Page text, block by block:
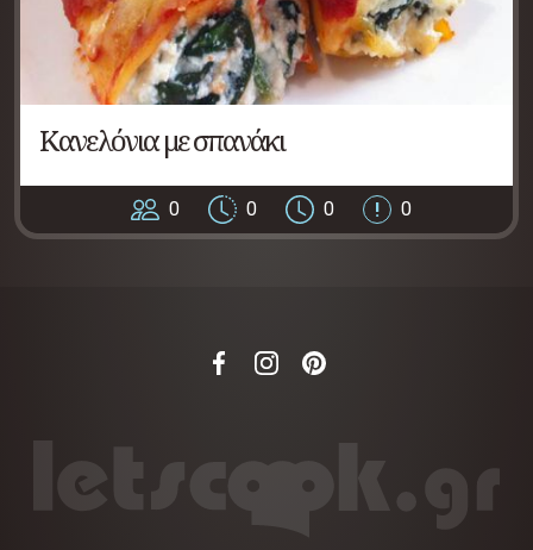
Κανελόνια με σπανάκι
0 0 0 0